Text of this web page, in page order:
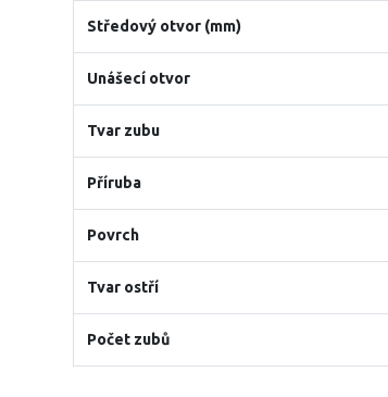
Středový otvor (mm)
Unášecí otvor
Tvar zubu
Příruba
Povrch
Tvar ostří
Počet zubů